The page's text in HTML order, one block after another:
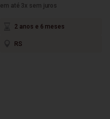
em até 3x sem juros
2 anos e 6 meses
RS